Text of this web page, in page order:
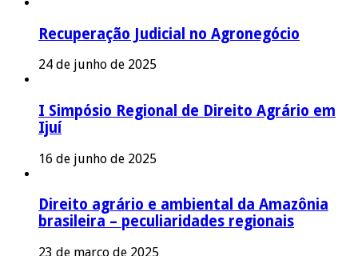
Recuperação Judicial no Agronegócio
24 de junho de 2025
I Simpósio Regional de Direito Agrário em
Ijuí
16 de junho de 2025
Direito agrário e ambiental da Amazônia
brasileira – peculiaridades regionais
23 de março de 2025